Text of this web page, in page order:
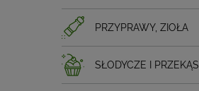
PRZYPRAWY, ZIOŁA
SŁODYCZE I